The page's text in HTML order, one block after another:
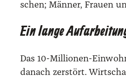
schen; Män­ner, Frau­en
Ein lange
Das 10-Mil­lio­nen-
danach zer­stört.